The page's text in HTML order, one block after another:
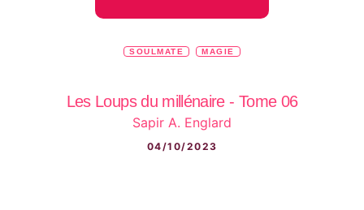
SOULMATE MAGIE
Les Loups du millénaire - Tome 06
Sapir A. Englard
04/10/2023